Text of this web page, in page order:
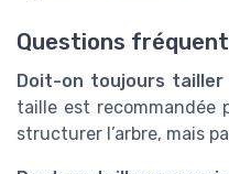
Questions
Doit-on toujours tailler
taille est recommandée
structurer l’arbre, mais